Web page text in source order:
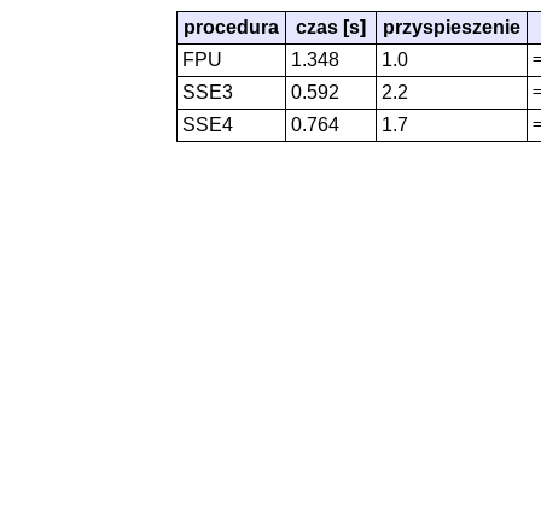
procedura czas [s]
przyspieszenie
FPU
1.348 1.0
SSE3 0.592 2.2
SSE4 0.764 1.7